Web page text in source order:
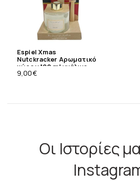
Espiel Xmas
Nutckracker Αρωματικό
χώρου 100 ml γυάλινο
9,00€
Οι Ιστορίες